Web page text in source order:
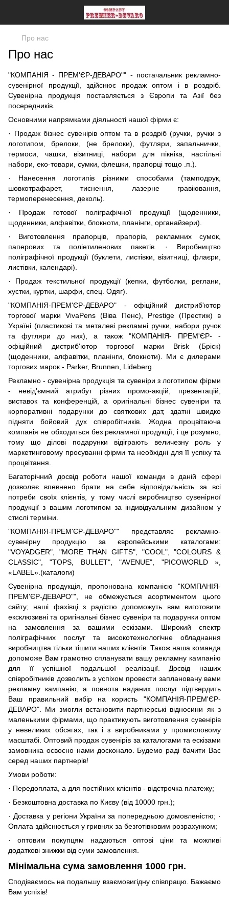
Про нас
Про нас
"КОМПАНІЯ - ПРЕМ'ЄР-ДЕВАРО"" - постачальник рекламно-
сувенірної продукції, здійснює продаж оптом і в роздріб.
Сувенірна продукція поставляється з Європи та Азії без
посередників.
Основними напрямками діяльності нашої фірми є:
· Продаж бізнес сувенірів оптом та в роздріб (ручки, ручки з
логотипом, брелоки, (не брелоки), футляри, запальнички,
термоси, чашки, візитниці, набори для пікніка, настільні
набори, еко-товари, сумки, флешки, прапорці тощо .п.).
· Нанесення логотипів різними способами (тамподрук,
шовкотрафарет, тиснення, лазерне гравіювання,
термоперенесення, деколь).
· Продаж готової поліграфічної продукції (щоденники,
щоденники, алфавітки, блокноти, планінги, органайзери).
· Виготовлення прапорців, прапорів, рекламних сумок,
паперових та поліетиленових пакетів. · Виробництво
поліграфічної продукції (буклети, листівки, візитниці, флаєри,
листівки, календарі).
· Продаж текстильної продукції (кепки, футболки, реглани,
хустки, куртки, шарфи, спец. Одяг).
"КОМПАНІЯ-ПРЕМ'ЄР-ДЕВАРО" - офіційний дистриб'ютор
торгової марки VivaPens (Віва Пенс), Prestige (Престиж) в
Україні (пластикові та металеві рекламні ручки, набори ручок
та футляри до них), а також "КОМПАНІЯ- ПРЕМ'ЄР- -
офіційний дистриб'ютор торгової марки Brisk (Бріск)
(щоденники, алфавітки, планінги, блокноти). Ми є дилерами
торгових марок - Parker, Brunnen, Lideberg.
Рекламно - сувенірна продукція та сувеніри з логотипом фірми
- невід'ємний атрибут різних промо-акцій, презентацій,
виставок та конференцій, а оригінальні бізнес сувеніри та
корпоративні подарунки до святкових дат, здатні швидко
підняти бойовий дух співробітників. Жодна процвітаюча
компанія не обходиться без рекламної продукції, і це розумно,
тому що ділові подарунки відіграють величезну роль у
маркетинговому просуванні фірми та необхідні для її успіху та
процвітання.
Багаторічний досвід роботи нашої команди в даній сфері
дозволяє впевнено брати на себе відповідальність за всі
потреби своїх клієнтів, у тому числі виробництво сувенірної
продукції з вашим логотипом за індивідуальним дизайном у
стислі терміни.
"КОМПАНІЯ-ПРЕМ'ЄР-ДЕВАРО"" представляє рекламно-
сувенірну продукцію за європейськими каталогами:
"VOYADGER", "MORE THAN GIFTS", "COOL", "COLOURS &
CLASSIC", "TOPS, BULLET", "AVENUE", "PICOWORLD »,
«LABEL».(каталоги)
Сувенірна продукція, пропонована компанією "КОМПАНІЯ-
ПРЕМ'ЄР-ДЕВАРО"", не обмежується асортиментом цього
сайту; наші фахівці з радістю допоможуть вам виготовити
ексклюзивні та оригінальні бізнес сувеніри та подарунки оптом
на замовлення за вашими ескізами. Широкий спектр
поліграфічних послуг та високотехнологічне обладнання
виробництва тільки тішити наших клієнтів. Також наша команда
допоможе Вам грамотно спланувати вашу рекламну кампанію
для її успішної подальшої реалізації. Досвід наших
співробітників дозволить з успіхом провести заплановану вами
рекламну кампанію, а повнота наданих послуг підтвердить
Ваш правильний вибір на користь "КОМПАНІЯ-ПРЕМ'ЄР-
ДЕВАРО". Ми змогли встановити партнерські відносини як з
маленькими фірмами, що практикують виготовлення сувенірів
у невеликих обсягах, так і з виробниками у промисловому
масштабі. Оптовий продаж сувенірів за каталогами та ескізами
замовника освоєно нами досконало. Будемо раді бачити Вас
серед наших партнерів!
Умови роботи:
· Передоплата, а для постійних клієнтів - відстрочка платежу;
· Безкоштовна доставка по Києву (від 10000 грн.);
· Доставка у регіони України за попередньою домовленістю; ·
Оплата здійснюється у гривнях за безготівковим розрахунком;
· оптовим покупцям надаються оптові ціни та можливі
додаткові знижки від суми замовлення.
Мінімальна сума замовлення 1000 грн.
Сподіваємось на подальшу взаємовигідну співпрацю. Бажаємо
Вам успіхів!